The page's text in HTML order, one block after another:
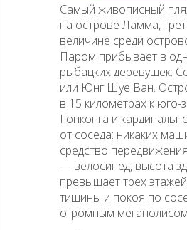
Самый живописный
на острове Ламма,
величине среди
Паром прибывает в
рыбацких деревушек:
или Юнг Шуе Ван.
в 15 километрах к юго-
Гонконга и
от соседа: никаких
средство
— велосипед, высота
превышает трех
тишины и покоя по
огромным